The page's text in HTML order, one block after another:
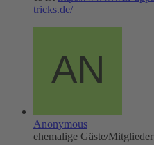
tricks.de/
Anonymous
ehemalige Gäste/Mitglieder